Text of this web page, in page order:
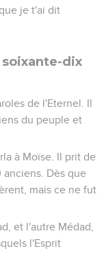
je t'ai dit
dix
de l'Eternel. Il
du peuple et
à Moïse. Il prit de
Dès que
mais ce ne fut
et l'autre Médad,
l'Esprit